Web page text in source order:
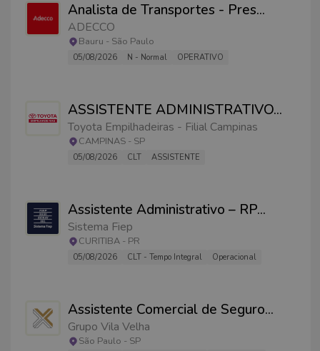
Analista de Transportes - Pres...
ADECCO
Bauru - São Paulo
05/08/2026 N - Normal OPERATIVO
ASSISTENTE ADMINISTRATIVO...
Toyota Empilhadeiras - Filial Campinas
CAMPINAS - SP
05/08/2026 CLT ASSISTENTE
Assistente Administrativo – RP...
Sistema Fiep
CURITIBA - PR
05/08/2026 CLT - Tempo Integral Operacional
Assistente Comercial de Seguro...
Grupo Vila Velha
São Paulo - SP